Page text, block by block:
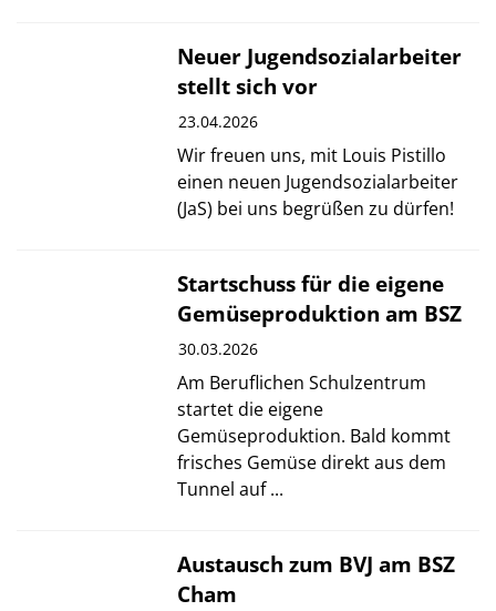
Neuer Jugendsozialarbeiter
stellt sich vor
23.04.2026
Wir freuen uns, mit Louis Pistillo
einen neuen Jugendsozialarbeiter
(JaS) bei uns begrüßen zu dürfen!
Startschuss für die eigene
Gemüseproduktion am BSZ
30.03.2026
Am Beruflichen Schulzentrum
startet die eigene
Gemüseproduktion. Bald kommt
frisches Gemüse direkt aus dem
Tunnel auf ...
Austausch zum BVJ am BSZ
Cham